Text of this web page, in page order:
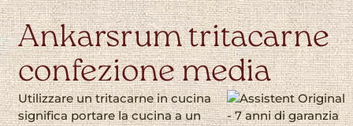
Ankarsrum tritacarne
confezione media
Utilizzare un tritacarne in cucina
significa portare la cucina a un